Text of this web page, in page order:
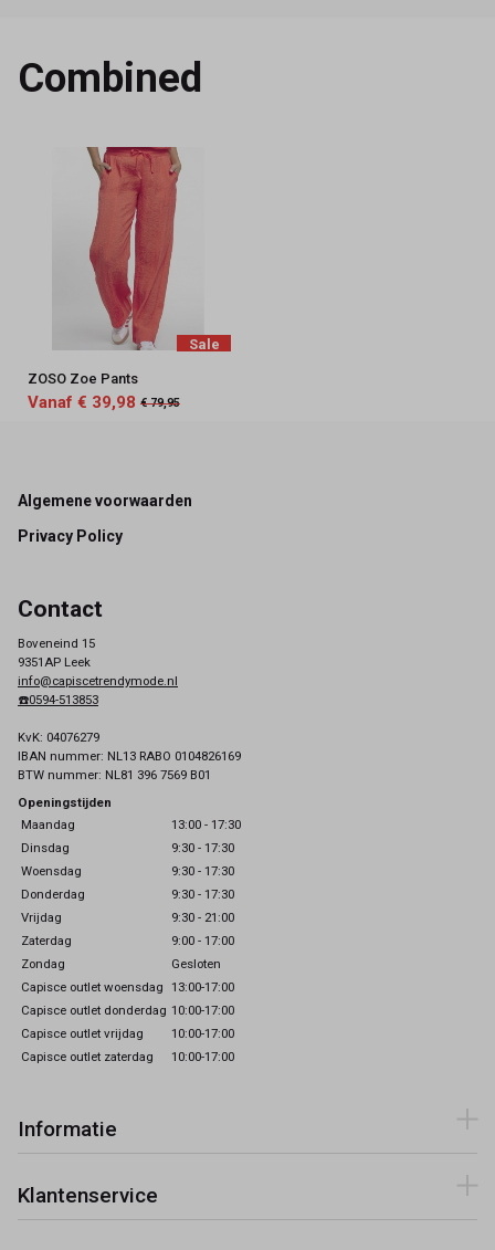
Combined
Sale
ZOSO Zoe Pants
Vanaf € 39,98 € 79,95
Footer
Algemene voorwaarden
Privacy Policy
Contact
Boveneind 15
9351AP Leek
info@capiscetrendymode.nl
☎️0594-513853
KvK: 04076279
IBAN nummer: NL13 RABO 0104826169
BTW nummer: NL81 396 7569 B01
Openingstijden
Maandag
13:00 - 17:30
Dinsdag
9:30 - 17:30
Woensdag
9:30 - 17:30
Donderdag
9:30 - 17:30
Vrijdag
9:30 - 21:00
Zaterdag
9:00 - 17:00
Zondag
Gesloten
Capisce outlet woensdag 13:00-17:00
Capisce outlet donderdag 10:00-17:00
Capisce outlet vrijdag
10:00-17:00
Capisce outlet zaterdag
10:00-17:00
Informatie
Klantenservice